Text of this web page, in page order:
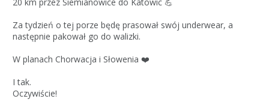
Za tydzień o tej porze będę prasował swój underwear, a
następnie pakował go do walizki.
W planach Chorwacja i Słowenia ❤️
I tak.
Oczywiście!